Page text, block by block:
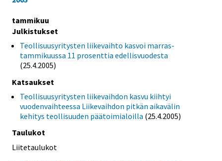
tammikuu
Julkistukset
Teollisuusyritysten liikevaihto kasvoi marras-
tammikuussa 11 prosenttia edellisvuodesta
(25.4.2005)
Katsaukset
Teollisuusyritysten liikevaihdon kasvu kiihtyi
vuodenvaihteessa Liikevaihdon pitkän aikavälin
kehitys teollisuuden päätoimialoilla (25.4.2005)
Taulukot
Liitetaulukot